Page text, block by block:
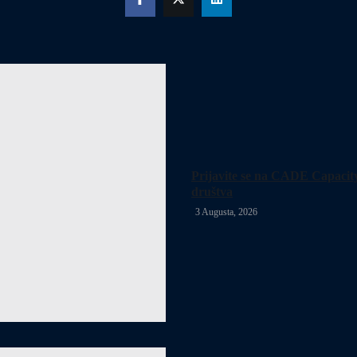
Prijavite se na CADE
društva
3 Augusta, 2026